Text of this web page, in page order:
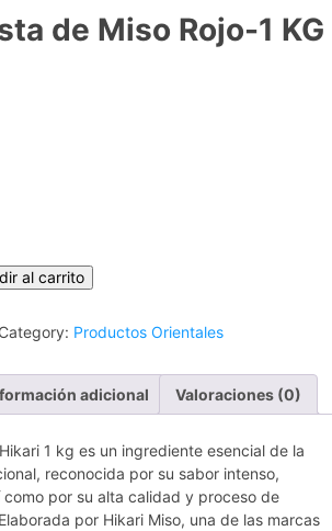
de Miso Rojo-1 KG
al carrito
Category: Productos Orientales
adicional Valoraciones (0)
1 kg es un ingrediente esencial de la
reconocida por su sabor intenso,
por su alta calidad y proceso de
por Hikari Miso, una de las marcas